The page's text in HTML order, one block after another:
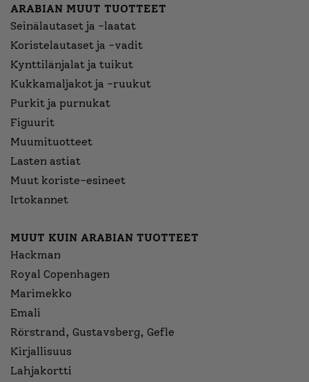
ARABIAN MUUT TUOTTEET
Seinälautaset ja -laatat
Koristelautaset ja -vadit
Kynttilänjalat ja tuikut
Kukkamaljakot ja -ruukut
Purkit ja purnukat
Figuurit
Muumituotteet
Lasten astiat
Muut koriste-esineet
Irtokannet
MUUT KUIN ARABIAN TUOTTEET
Hackman
Royal Copenhagen
Marimekko
Emali
Rörstrand, Gustavsberg, Gefle
Kirjallisuus
Lahjakortti